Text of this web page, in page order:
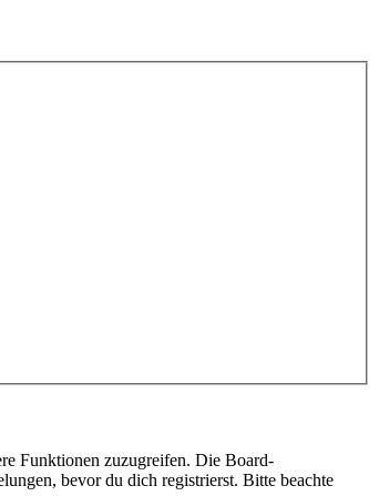
Funktionen zuzugreifen. Die Board-
bevor du dich registrierst. Bitte beachte